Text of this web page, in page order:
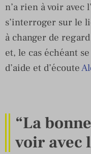
n’a rien à voir avec
s’interroger sur le
à changer de
et, le cas échéant
d’aide et d’écoute
“La
voir avec